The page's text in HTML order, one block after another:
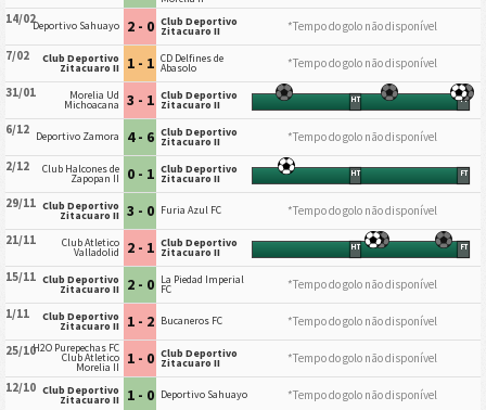
14/02Deportivo Sahuayo 2 - 0 Club Deportivo
Zitacuaro II
*Tempo do golo não disponível
7/02
Club Deportivo
Zitacuaro II 1 - 1 CD Delfines de
Abasolo
*Tempo do golo não disponível
31/01
Morelia Ud
Michoacana 3 - 1 Club Deportivo
Zitacuaro II HT FT
6/12 Deportivo Zamora 4 - 6 Club Deportivo
Zitacuaro II
*Tempo do golo não disponível
2/12
Club Halcones de
Zapopan II 0 - 1 Club Deportivo
Zitacuaro II HT FT
29/11 Club Deportivo
Zitacuaro II 3 - 0 Furia Azul FC
*Tempo do golo não disponível
21/11
Club Atletico
Valladolid 2 - 1 Club Deportivo
Zitacuaro II HT FT
15/11 Club Deportivo
Zitacuaro II 2 - 0 La Piedad Imperial
FC
*Tempo do golo não disponível
1/11
Club Deportivo
Zitacuaro II 1 - 2 Bucaneros FC
*Tempo do golo não disponível
25/10H2O Purepechas FC
Club Atletico
Morelia II 1 - 0 Club Deportivo
Zitacuaro II
*Tempo do golo não disponível
12/10 Club Deportivo
Zitacuaro II 1 - 0 Deportivo Sahuayo
*Tempo do golo não disponível